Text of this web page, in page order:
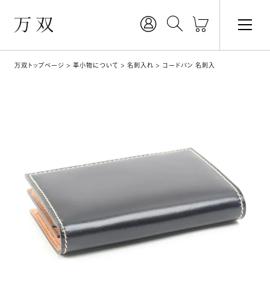
万双トップページ 革小物について 名刺入れ コードバン 名刺入